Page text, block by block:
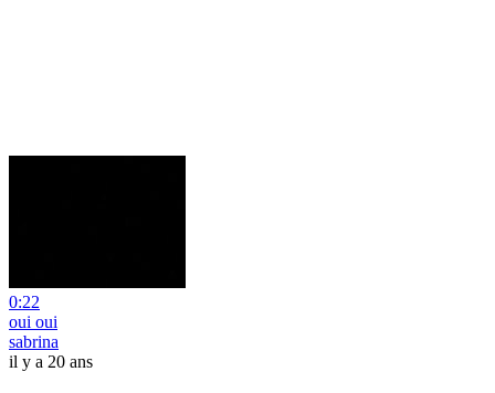
0:22
oui oui
sabrina
il y a 20 ans